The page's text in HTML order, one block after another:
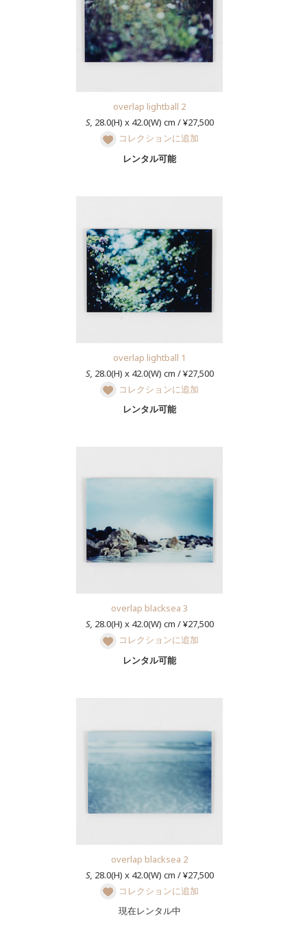
overlap lightball 2
S, 28.0(H) x 42.0(W) cm / ¥27,500
コレクションに追加
レンタル可能
overlap lightball 1
S, 28.0(H) x 42.0(W) cm / ¥27,500
コレクションに追加
レンタル可能
overlap blacksea 3
S, 28.0(H) x 42.0(W) cm / ¥27,500
コレクションに追加
レンタル可能
overlap blacksea 2
S, 28.0(H) x 42.0(W) cm / ¥27,500
コレクションに追加
現在レンタル中